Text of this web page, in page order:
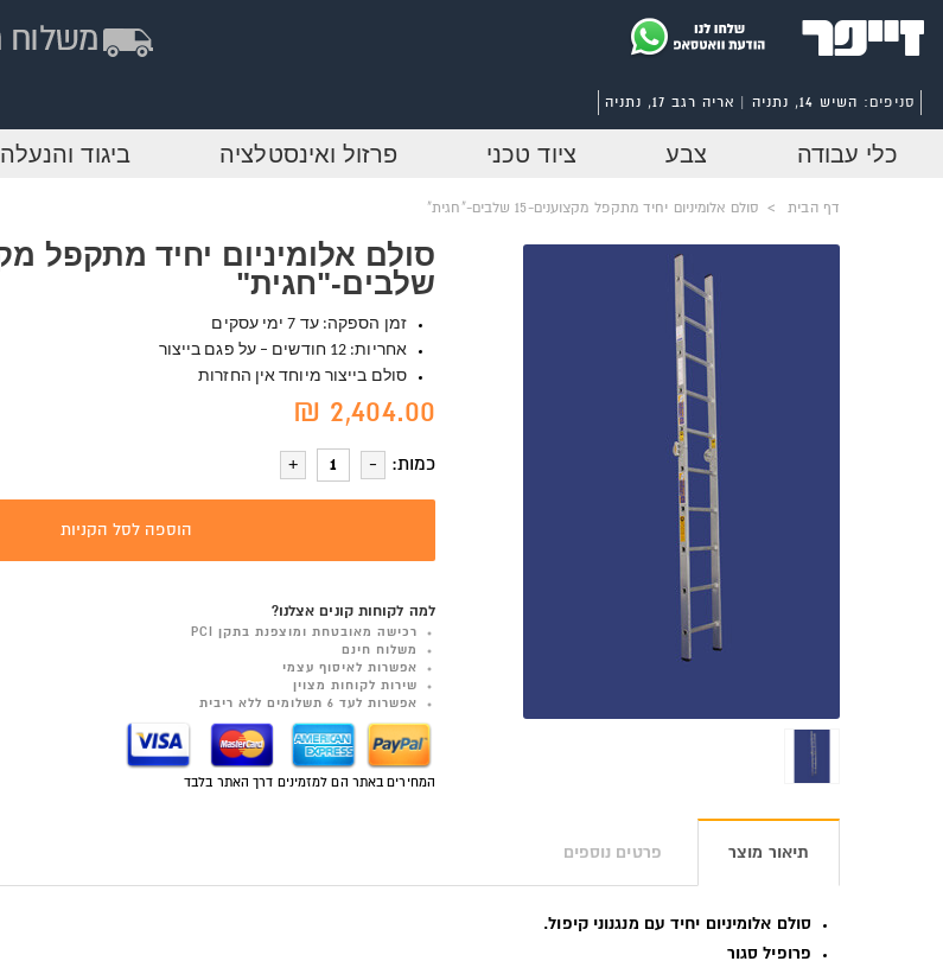
סניפים: השיש 14, נתניה | אריה רגב 17, נתניה
כלי עבודה צבע ציוד טכני פרזול ואינסטלציה ביגוד והנעלה
דף הבית > סולם אלומיניום יחיד מתקפל מקצוענים-15 שלבים-"חגית"
שלבים-"חגית"
זמן הספקה: עד 7 ימי עסקים
אחריות: 12 חודשים – על פגם בייצור
סולם בייצור מיוחד אין החזרות
2,404.00 ₪
כמות:
הוספה לסל הקניות
למה לקוחות קונים אצלנו?
רכישה מאובטחת ומוצפנת בתקן PCI
משלוח חינם
אפשרות לאיסוף עצמי
שירות לקוחות מצוין
אפשרות לעד 6 תשלומים ללא ריבית
המחירים באתר הם למזמינים דרך האתר בלבד
תיאור מוצר פרטים נוספים
סולם אלומיניום יחיד עם מנגנוני קיפול.
פרופיל סגור